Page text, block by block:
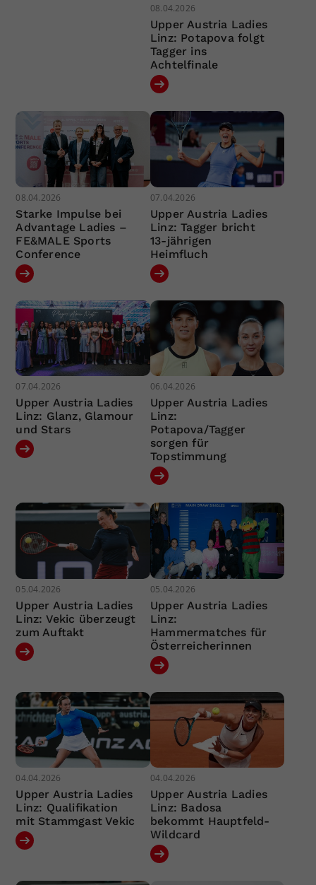
08.04.2026
Upper Austria Ladies
Linz: Potapova folgt
Tagger ins
Achtelfinale
08.04.2026
Starke Impulse bei
Advantage Ladies –
FE&MALE Sports
Conference
07.04.2026
Upper Austria Ladies
Linz: Tagger bricht
13-jährigen
Heimfluch
07.04.2026
Upper Austria Ladies
Linz: Glanz, Glamour
und Stars
06.04.2026
Upper Austria Ladies
Linz:
Potapova/Tagger
sorgen für
Topstimmung
05.04.2026
Upper Austria Ladies
Linz: Vekic überzeugt
zum Auftakt
05.04.2026
Upper Austria Ladies
Linz:
Hammermatches für
Österreicherinnen
04.04.2026
Upper Austria Ladies
Linz: Qualifikation
mit Stammgast Vekic
04.04.2026
Upper Austria Ladies
Linz: Badosa
bekommt Hauptfeld-
Wildcard